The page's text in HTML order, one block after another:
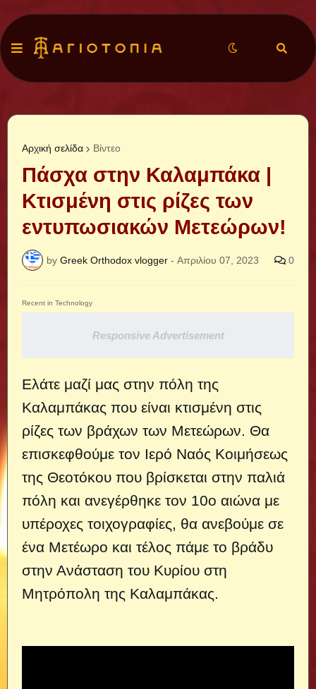
Αρχική σελίδα Βίντεο
Πάσχα στην Καλαμπάκα |
Κτισμένη στις ρίζες των
εντυπωσιακών Μετεώρων!
by Greek Orthodox vlogger - Απριλίου 07, 2023 0
Recent in Technology
Responsive Advertisement
Ελάτε μαζί μας στην πόλη της
Καλαμπάκας που είναι κτισμένη στις
ρίζες των βράχων των Μετεώρων. Θα
επισκεφθούμε τον Ιερό Ναός Κοιμήσεως
της Θεοτόκου που βρίσκεται στην παλιά
πόλη και ανεγέρθηκε τον 10ο αιώνα με
υπέροχες τοιχογραφίες, θα ανεβούμε σε
ένα Μετέωρο και τέλος πάμε το βράδυ
στην Ανάσταση του Κυρίου στη
Μητρόπολη της Καλαμπάκας.